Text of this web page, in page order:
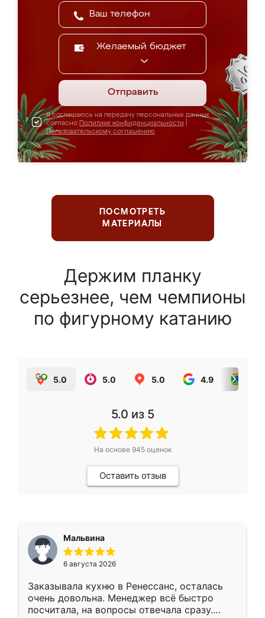
Желаемый бюджет
Отправить
Я соглашаюсь на передачу персональных данных
согласно Политике конфиденциальности
Пользовательскому соглашению
ПОСМОТРЕТЬ
МАТЕРИАЛЫ
Держим планку
серьезнее, чем чемпионы
по фигурному катанию
5.0 5.0 5.0 4.9
5.0 из 5
На основе 945оценок
Оставить отзыв
Мальвина
6 августа 2026
Заказывала кухню в Ренессанс, осталась
очень довольна. Менеджер всё быстро
посчитала, на вопросы отвечала сразу.